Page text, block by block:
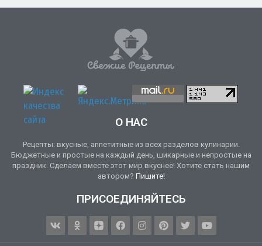
О НАС
Рецепты: вкусные, аппетитные из всех разделов кулинарии.
Бюджетные и простые на каждый день, шикарные и непростые на
праздник. Сделаем вместе этот мир вкуснее! Хотите стать нашим
автором? Пишите!
ПРИСОЕДИНЯЙТЕСЬ